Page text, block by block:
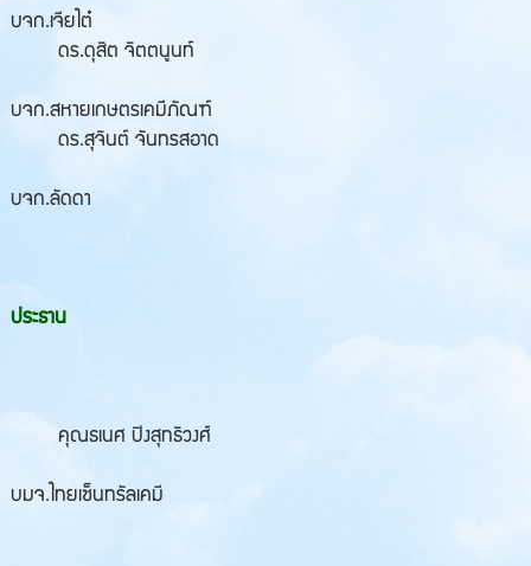
บจก.เจียไต๋
ดร.ดุสิต จิตตนูนท์
บจก.สหายเกษตรเคมีภัณฑ์
ดร.สุจินต์ จันทรสอาด
บจก.ลัดดา
ประธาน
คุณธเนศ ปิงสุทธิวงศ์
บมจ.ไทยเซ็นทรัลเคมี